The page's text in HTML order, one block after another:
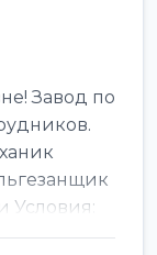
Завод по
Условия: